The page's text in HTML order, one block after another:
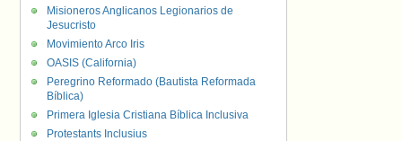
Misioneros Anglicanos Legionarios de
Jesucristo
Movimiento Arco Iris
OASIS (California)
Peregrino Reformado (Bautista Reformada
Bíblica)
Primera Iglesia Cristiana Bíblica Inclusiva
Protestants Inclusius